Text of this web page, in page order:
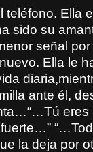
teléfono. Ella
sido su
señal por
Ella le
ante él,
eres
la deja por